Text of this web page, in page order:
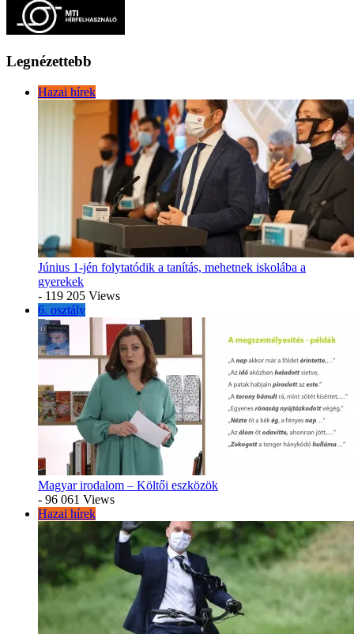
Legnézettebb
Hazai hírek
Június 1-jén folytatódik a tanítás, mehetnek iskolába a
gyerekek
- 119 205 Views
6. osztály
Magyar irodalom – Költői eszközök
- 96 061 Views
Hazai hírek